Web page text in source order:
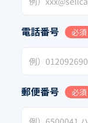
電話番号 必須
郵便番号 必須